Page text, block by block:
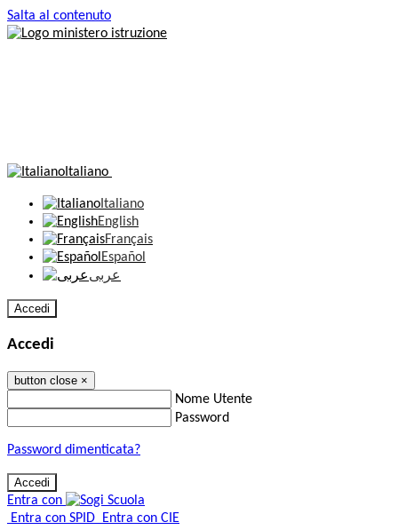
Salta al contenuto
Italiano
Italiano
English
Français
Español
عربى
Accedi
Accedi
button close ×
Nome Utente
Password
Password dimenticata?
Entra con
Entra con SPID Entra con CIE